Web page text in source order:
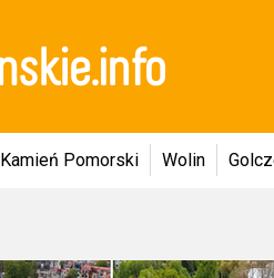
Kamień Pomorski Wolin